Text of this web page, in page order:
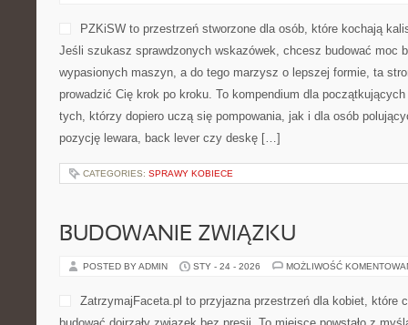
PZKiSW to przestrzeń stworzone dla osób, które kochają
Jeśli szukasz sprawdzonych wskazówek, chcesz budować moc
wypasionych maszyn, a do tego marzysz o lepszej formie, ta
prowadzić Cię krok po kroku. To kompendium dla
tych, którzy dopiero uczą się pompowania, jak i dla osób
pozycję lewara, back lever czy deskę […]
CATEGORIES: SPRAWY KOBIECE
BUDOWANIE ZWIĄZKU
POSTED BY ADMIN STY - 24 - 2026 MOŻLIWOŚĆ
ZatrzymajFaceta.pl to przyjazna przestrzeń dla kobiet, które